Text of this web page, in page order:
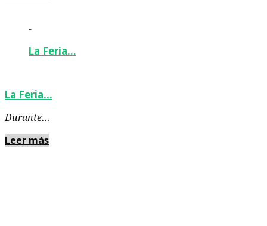
-
La Feria…
La Feria…
Durante…
Leer más